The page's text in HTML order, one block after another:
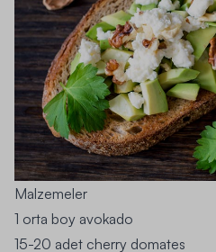
Malzemeler
1 orta boy avokado
15-20 adet cherry domates